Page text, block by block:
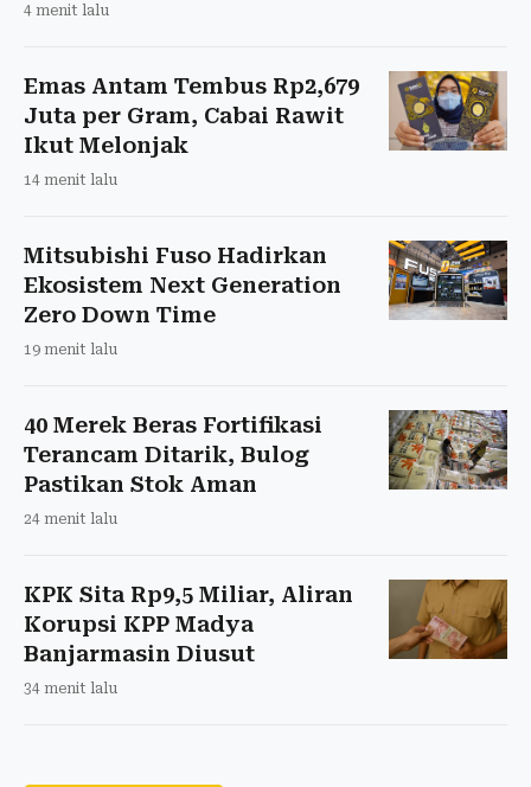
4 menit lalu
Emas Antam Tembus Rp2,679
Juta per Gram, Cabai Rawit
Ikut Melonjak
14 menit lalu
Mitsubishi Fuso Hadirkan
Ekosistem Next Generation
Zero Down Time
19 menit lalu
40 Merek Beras Fortifikasi
Terancam Ditarik, Bulog
Pastikan Stok Aman
24 menit lalu
KPK Sita Rp9,5 Miliar, Aliran
Korupsi KPP Madya
Banjarmasin Diusut
34 menit lalu